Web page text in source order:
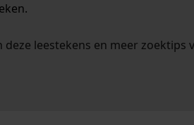
leestekens en meer zoektips